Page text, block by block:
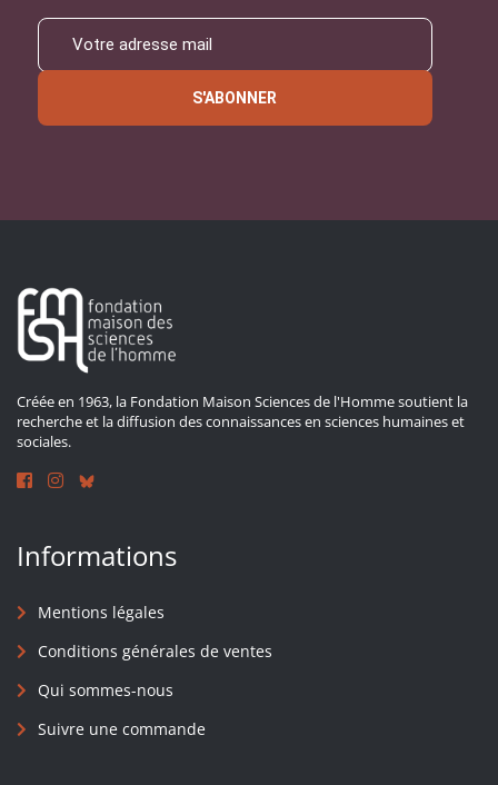
S'ABONNER
Créée en 1963, la Fondation Maison Sciences de l'Homme soutient la
recherche et la diffusion des connaissances en sciences humaines et
sociales.
Informations
Mentions légales
Conditions générales de ventes
Qui sommes-nous
Suivre une commande